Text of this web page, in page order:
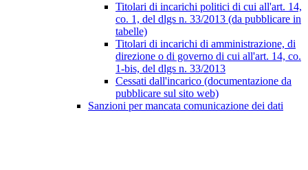
Titolari di incarichi politici di cui all'art. 14,
co. 1, del dlgs n. 33/2013 (da pubblicare in
tabelle)
Titolari di incarichi di amministrazione, di
direzione o di governo di cui all'art. 14, co.
1-bis, del dlgs n. 33/2013
Cessati dall'incarico (documentazione da
pubblicare sul sito web)
Sanzioni per mancata comunicazione dei dati